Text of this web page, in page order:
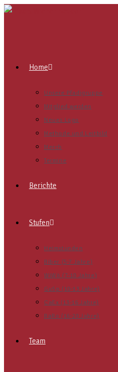
Home
Unsere Pfadigruppe
Mitglied werden
Neues Logo
Methode und Leitbild
Merch
Termine
Berichte
Stufen
Heimstunden
Biber (5-7 Jahre)
WiWö (7-10 Jahre)
GuSp (10-13 Jahre)
CaEx (13-16 Jahre)
RaRo (16-20 Jahre)
Team